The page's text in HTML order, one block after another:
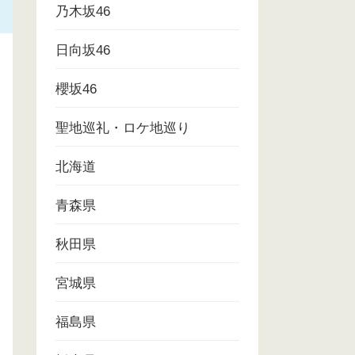
乃木坂46
日向坂46
櫻坂46
聖地巡礼・ロケ地巡り
北海道
青森県
秋田県
宮城県
福島県